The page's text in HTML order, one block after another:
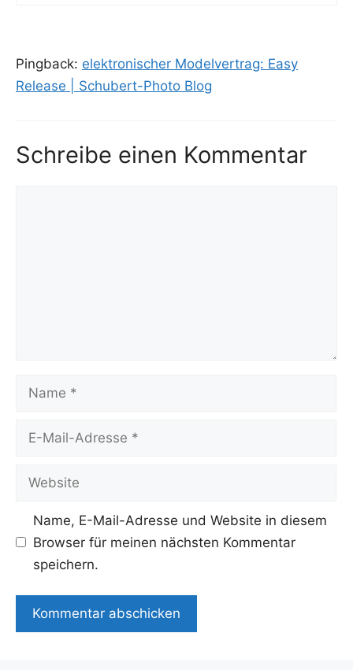
Pingback: elektronischer Modelvertrag: Easy
Release | Schubert-Photo Blog
Schreibe einen Kommentar
Name
Adresse
Website
Name, E-Mail-Adresse und Website in diesem
Browser für meinen nächsten Kommentar
speichern.